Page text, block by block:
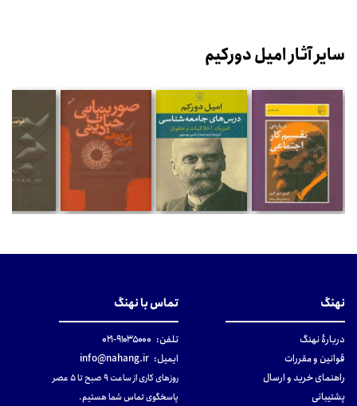
سایر آثار امیل دورکیم
نهنگ
دربارهٔ نهنگ
قوانین و مقررات
راهنمای خرید و ارسال
پشتیبانی
تماس با نهنگ
تلفن: ۹۱۰۳۵۰۰۰-۰۲۱
ایمیل: info@nahang.ir
روزهای کاری از ساعت ۹ صبح تا ۵ عصر
پاسخگوی تماس شما هستیم.